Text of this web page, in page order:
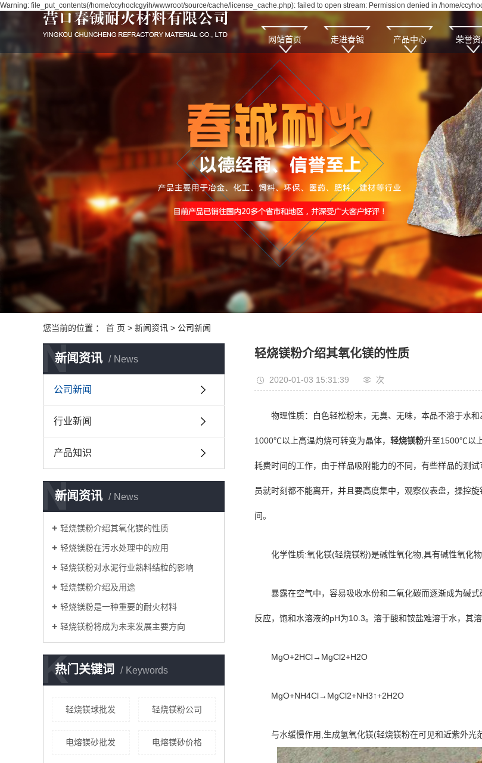
Warning: file_put_contents(/home/ccyhoclcgyih/wwwroot/source/cache/license_cache.php): failed to open stream: Permission denied in /home/
网站首页 走进春铖 产品中心 荣誉
您当前的位置 ： 首 页 > 新闻资讯 > 公司新闻
新闻资讯 News
N
公司新闻
行业新闻
产品知识
新闻资讯 News
N
轻烧镁粉介绍其氧化镁的性质
轻烧镁粉在污水处理中的应用
轻烧镁粉对水泥行业熟料结粒的影响
轻烧镁粉介绍及用途
轻烧镁粉是一种重要的耐火材料
轻烧镁粉将成为未来发展主要方向
热门关键词 Keywords
K
轻烧镁球批发 轻烧镁粉公司
电熔镁砂批发 电熔镁砂价格
轻烧镁粉介绍其氧化镁的性质
2020-01-03 15:31:39 次
物理性质：白色轻松粉末，无臭、无味，本品不溶于水
1000℃以上高温灼烧可转变为晶体， 轻烧镁粉升至1500℃以
耗费时间的工作，由于样品吸附能力的不同，有些样品的测
员就时刻都不能离开，并且要高度集中，观察仪表盘，操控
间。
化学性质:氧化镁(轻烧镁粉)是碱性氧化物,具有碱性氧化
暴露在空气中，容易吸收水份和二氧化碳而逐渐成为碱
反应，饱和水溶液的pH为10.3。溶于酸和铵盐难溶于水，其
MgO+2HCl→MgCl2+H2O
MgO+NH4Cl→MgCl2+NH3↑+2H2O
与水缓慢作用,生成氢氧化镁(轻烧镁粉在可见和近紫外光